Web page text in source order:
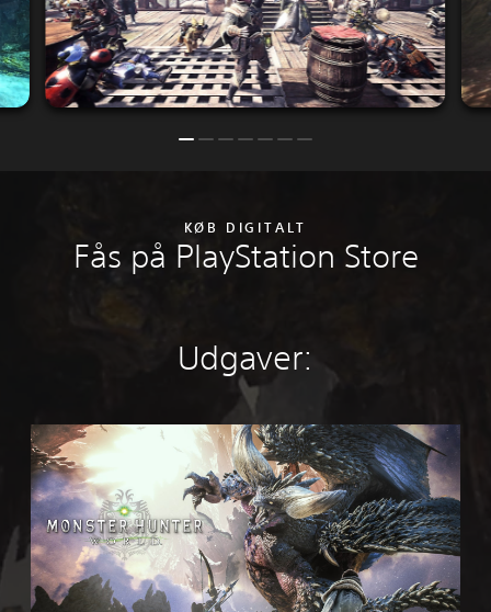
KØB DIGITALT
Fås på PlayStation Store
Udgaver:
M
o
n
s
t
e
r
H
u